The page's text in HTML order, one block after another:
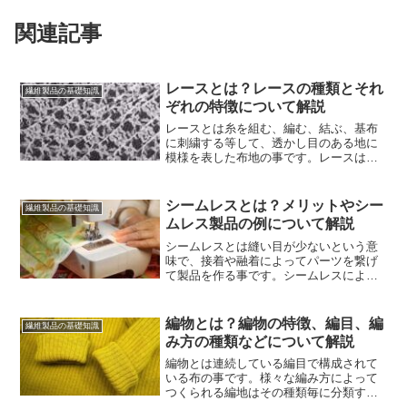
関連記事
繊維製品の基礎知識
レースとは？レースの種類とそれ
ぞれの特徴について解説
レースとは糸を組む、編む、結ぶ、基布
に刺繍する等して、透かし目のある地に
模様を表した布地の事です。レースはそ
なります。レースについて解説していま
すのでぜひご覧ください。
繊維製品の基礎知識
シームレスとは？メリットやシー
ムレス製品の例について解説
シームレスとは縫い目が少ないという意
味で、接着や融着によってパーツを繋げ
て製品を作る事です。シームレスによっ
す。シームレスについて解説しています
ので、ぜひご覧ください。
繊維製品の基礎知識
編物とは？編物の特徴、編目、編
み方の種類などについて解説
編物とは連続している編目で構成されて
いる布の事です。様々な編み方によって
つくられる編地はその種類毎に分類する